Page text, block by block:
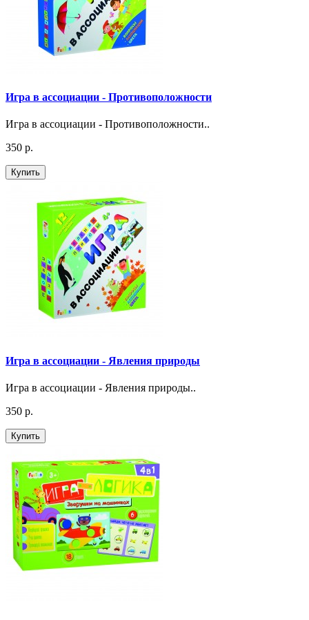
Игра в ассоциации - Противоположности
Игра в ассоциации - Противоположности..
350 р.
Купить
Игра в ассоциации - Явления природы
Игра в ассоциации - Явления природы..
350 р.
Купить